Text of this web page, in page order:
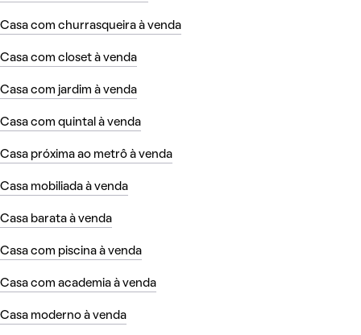
Casa com churrasqueira à venda
Casa com closet à venda
Casa com jardim à venda
Casa com quintal à venda
Casa próxima ao metrô à venda
Casa mobiliada à venda
Casa barata à venda
Casa com piscina à venda
Casa com academia à venda
Casa moderno à venda